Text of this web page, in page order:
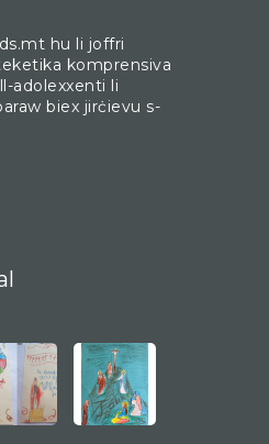
hu li joffri
komprensiva
adolexxenti li
biex jirċievu s-